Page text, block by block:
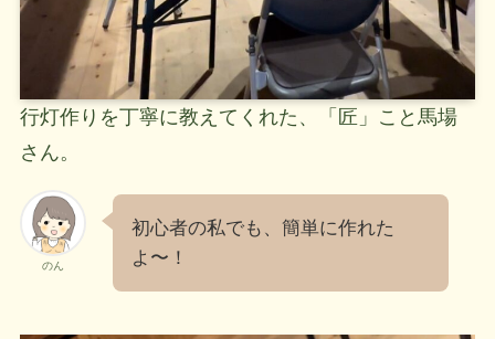
行灯作りを丁寧に教えてくれた、「匠」こと馬場
さん。
のん
初心者の私でも、簡単に作れた
よ〜！